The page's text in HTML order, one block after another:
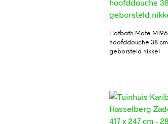
Hotbath Mate M196
hoofddouche 38 cm
geborsteld nikkel